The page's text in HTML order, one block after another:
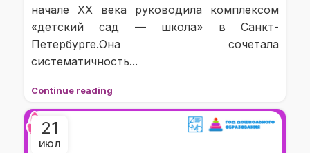
начале XX века руководила комплексом
«детский сад — школа» в Санкт-
Петербурге.Она сочетала
систематичность...
Continue reading
21
ИЮЛ